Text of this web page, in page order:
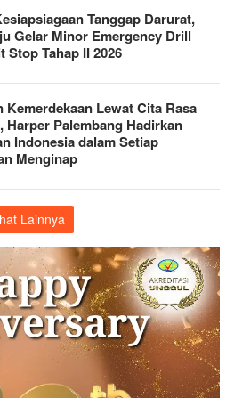
Tanggap Darurat,
Gelar Minor Emergency Drill
Stop Tahap II 2026
Kemerdekaan Lewat Cita Rasa
Harper Palembang Hadirkan
Indonesia dalam Setiap
Menginap
Lainnya